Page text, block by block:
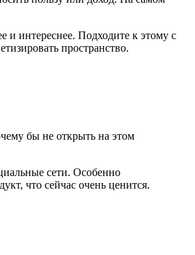
и интереснее. Подходите к этому с
пространство.
бы не открыть на этом
сети. Особенно
что сейчас очень ценится.